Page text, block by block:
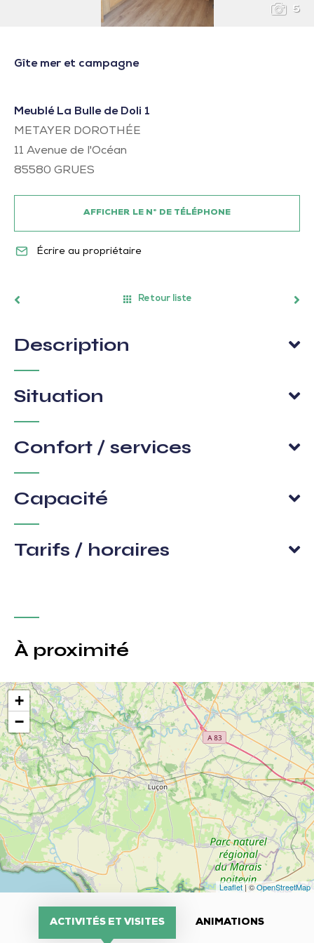
5
Gîte mer et campagne
Meublé La Bulle de Doli 1
METAYER DOROTHÉE
11 Avenue de l'Océan
85580 GRUES
AFFICHER LE N° DE TÉLÉPHONE
Écrire au propriétaire
Retour liste
Description
Situation
Confort / services
Capacité
Tarifs / horaires
À proximité
+
−
Leaflet| ©OpenStreetMap
ACTIVITÉS ET VISITES ANIMATIONS